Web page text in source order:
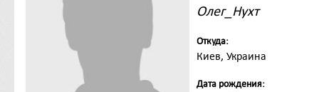
Олег_Нухт
Откуда:
Киев, Украина
Дата рождения: